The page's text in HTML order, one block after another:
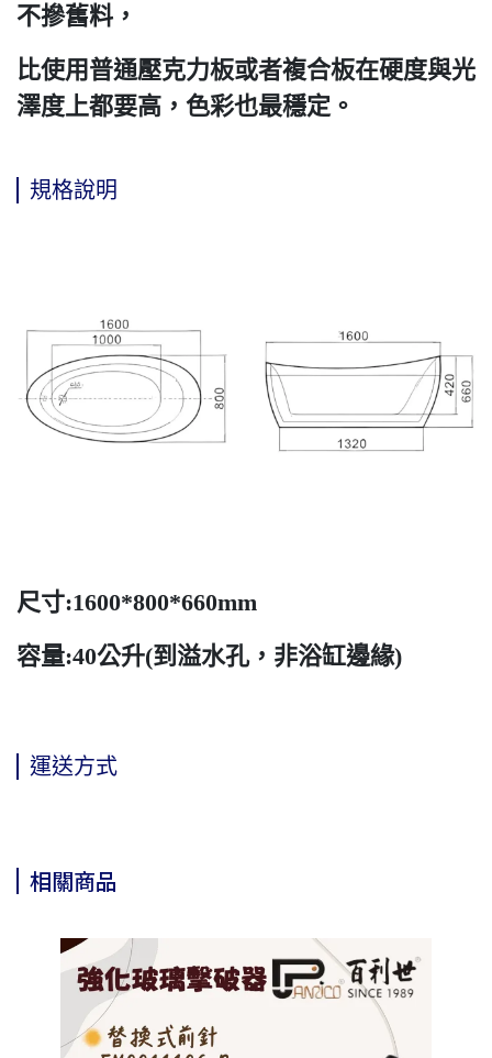
不摻舊料，
比使用普通壓克力板或者複合板在硬度與光
澤度上都要高，色彩也最穩定。
規格說明
尺寸:1600*800*660mm
容量:40公升(到溢水孔，非浴缸邊緣)
運送方式
相關商品